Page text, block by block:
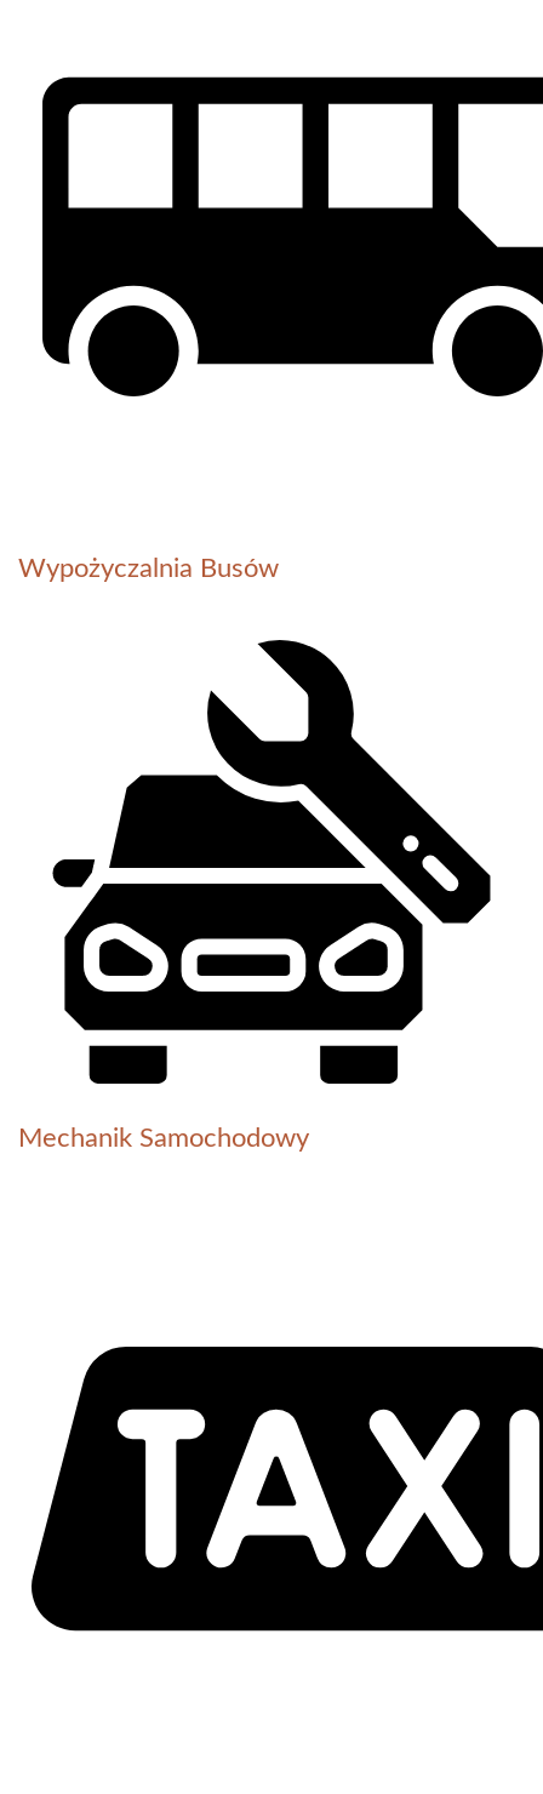
Wypożyczalnia Busów
Mechanik Samochodowy